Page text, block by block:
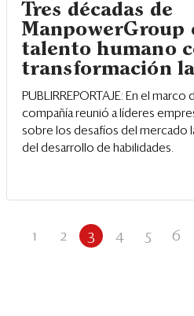
Tres décadas de
ManpowerGroup
talento humano
transformación
PUBLIRREPORTAJE: En el marco
compañía reunió a líderes
sobre los desafíos del mercado
del desarrollo de habilidades.
1 2 3 4 5 6